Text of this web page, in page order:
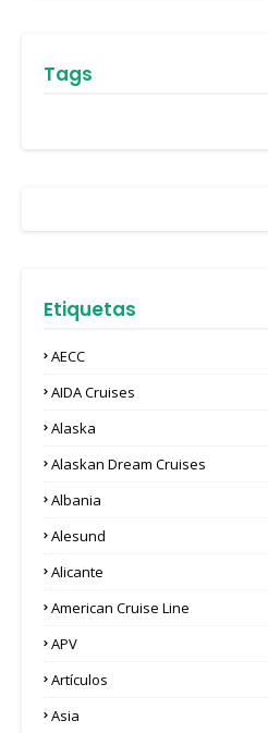
Tags
Etiquetas
AECC
AIDA Cruises
Alaska
Alaskan Dream Cruises
Albania
Alesund
Alicante
American Cruise Line
APV
Artículos
Asia